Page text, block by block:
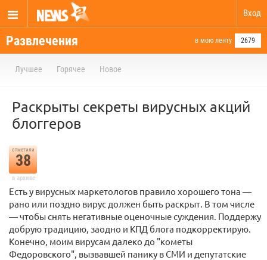
Вход
Развлечения в мою ленту 2679
Лучшее Горячее Новое
Раскрыты секреты вирусных акций
блоггеров
отметили
38
в архиве
Есть у вирусных маркетологов правило хорошего тона —
рано или поздно вирус должен быть раскрыт. В том числе
— чтобы снять негативные оценочные суждения. Поддержу
добрую традицию, заодно и КПД блога подкорректирую.
Конечно, моим вирусам далеко до "кометы
Федоровского", вызвавшей панику в СМИ и депутатские